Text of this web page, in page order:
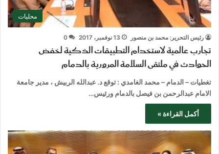
محليات
رئيس التحرير: محمد بن منصور 13 نوفمبر، 2017 0
تجارب عالمية لاستخدام التطبيقات الذكية لخفض
الحوادث في ملتقى السلامة المرورية بالدمام
تغطيات – الدمام – محمد الغامدي : توقع د. عبدالله الربيش ، مدير جامعة
الامام عبدالرحمن بن فيصل بالدمام ورئيس…
أكمل القراءة »